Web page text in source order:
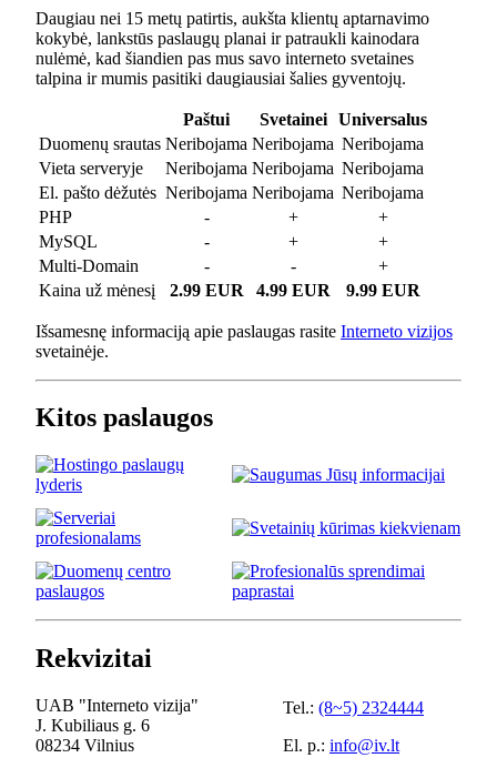
Daugiau nei 15 metų patirtis, aukšta klientų aptarnavimo
kokybė, lankstūs paslaugų planai ir patraukli kainodara
nulėmė, kad šiandien pas mus savo interneto svetaines
talpina ir mumis pasitiki daugiausiai šalies gyventojų.
Paštui Svetainei
Universalus
Duomenų srautas Neribojama Neribojama Neribojama
Vieta serveryje
Neribojama Neribojama Neribojama
El. pašto dėžutės Neribojama Neribojama Neribojama
PHP
- +
+
MySQL
- +
+
Multi-Domain
- -
+
Kaina už mėnesį
2.99 EUR 4.99 EUR 9.99 EUR
Išsamesnę informaciją apie paslaugas rasite Interneto vizijos
svetainėje.
Kitos paslaugos
Rekvizitai
UAB "Interneto vizija"
J. Kubiliaus g. 6
08234 Vilnius
Tel.: (8~5) 2324444
El. p.: info@iv.lt